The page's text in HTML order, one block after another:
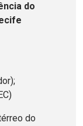
do
do